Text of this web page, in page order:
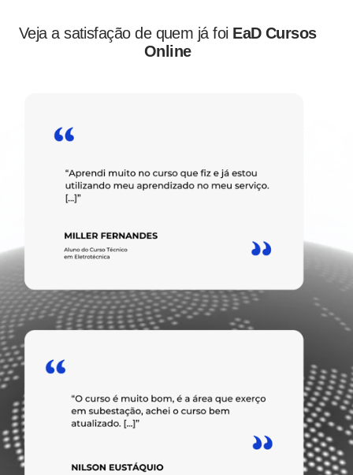
Veja a satisfação de quem já foi EaD Cursos
Online